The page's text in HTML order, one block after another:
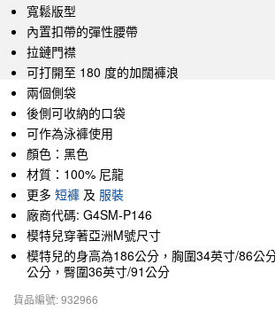
寬鬆版型
內置扣帶的彈性腰帶
拉鏈門襟
可打開至 180 度的加闊褲浪
兩個側袋
後側可收納的口袋
可作為泳褲使用
顏色：黑色
材質：100% 尼龍
更多 短褲 及 服裝
廠商代碼: G4SM-P146
模特兒穿著亞洲M號尺寸
模特兒的身高為186公分，胸圍34英寸/86公
公分，臀圍36英寸/91公分
貨品編號: 932966